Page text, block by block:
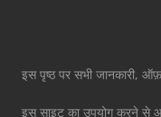
इस पृष्ठ पर सभी जानकारी,
इस साइट का उपयोग करने से